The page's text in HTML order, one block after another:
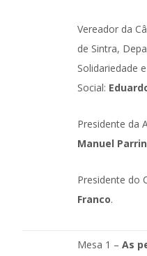
Vereador da
de Sintra,
Solidariedade
Social:
Presidente da
Manuel
Presidente do
Franco.
Mesa 1 – As